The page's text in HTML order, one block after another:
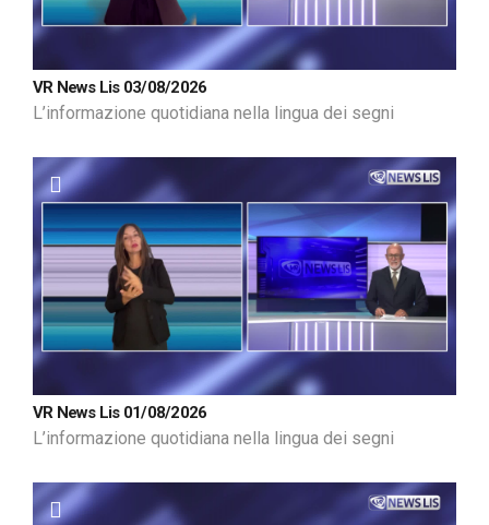
VR News Lis 03/08/2026
L’informazione quotidiana nella lingua dei segni
VR News Lis 01/08/2026
L’informazione quotidiana nella lingua dei segni